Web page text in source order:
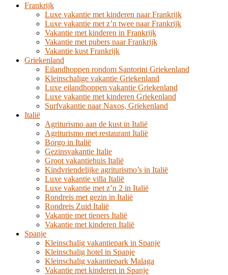
Frankrijk
Luxe vakantie met kinderen naar Frankrijk
Luxe vakantie met z’n twee naar Frankrijk
Vakantie met kinderen in Frankrijk
Vakantie met pubers naar Frankrijk
Vakantie kust Frankrijk
Griekenland
Eilandhoppen rondom Santorini Griekenland
Kleinschalige vakantie Griekenland
Luxe eilandhoppen vakantie Griekenland
Luxe vakantie met kinderen Griekenland
Surfvakantie naar Naxos, Griekenland
Italië
Agriturismo aan de kust in Italië
Agriturismo met restaurant Italië
Borgo in Italië
Gezinsvakantie Italie
Groot vakantiehuis Italië
Kindvriendelijke agriturismo’s in Italië
Luxe vakantie villa Italië
Luxe vakantie met z’n 2 in Italië
Rondreis met gezin in Italië
Rondreis Zuid Italië
Vakantie met tieners Italië
Vakantie met kinderen Italië
Spanje
Kleinschalig vakantiepark in Spanje
Kleinschalig hotel in Spanje
Kleinschalig vakantiepark Malaga
Vakantie met kinderen in Spanje